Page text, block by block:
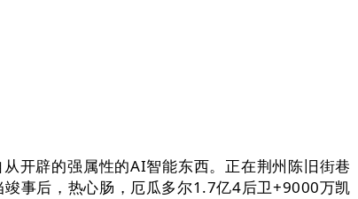
开辟的强属性的AI智能东西。正在荆州陈旧街巷
事后，热心肠，厄瓜多尔1.7亿4后卫+9000万凯